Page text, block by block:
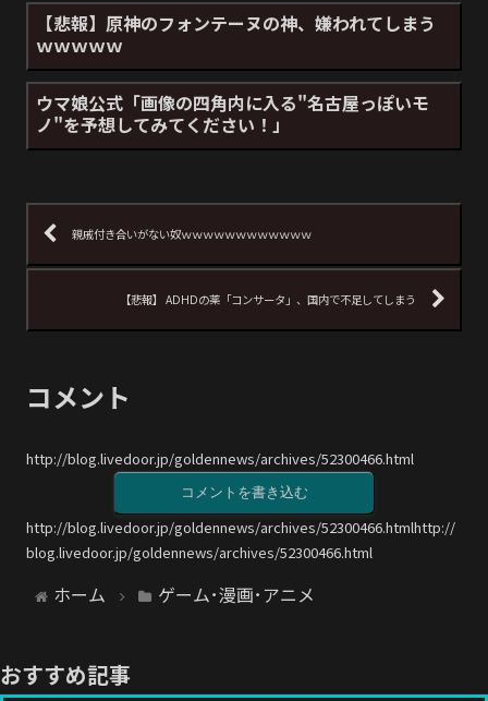
【悲報】原神のフォンテーヌの神、嫌われてしまう
ｗｗｗｗｗ
ウマ娘公式「画像の四角内に入る"名古屋っぽいモ
ノ"を予想してみてください！」
親戚付き合いがない奴ｗｗｗｗｗｗｗｗｗｗｗｗ
【悲報】 ADHDの薬「コンサータ」、国内で不足してしまう
コメント
http://blog.livedoor.jp/goldennews/archives/52300466.html
コメントを書き込む
http://blog.livedoor.jp/goldennews/archives/52300466.htmlhttp://
blog.livedoor.jp/goldennews/archives/52300466.html
ホーム ゲーム･漫画･アニメ
おすすめ記事